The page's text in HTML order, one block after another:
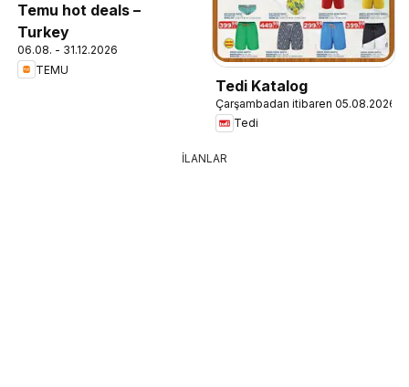
Temu hot deals –
Turkey
06.08. - 31.12.2026
TEMU
Tedi Katalog
Çarşambadan itibaren 05.08.2026
Tedi
İLANLAR